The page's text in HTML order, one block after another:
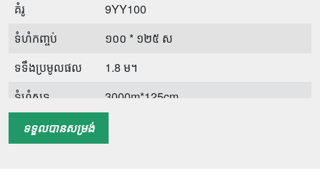
គំរូ
9YY100
ទំហំកញ្ចប់
១០០ * ១២៥ ស
ទទឹងប្រមូលផល
1.8 ម។
ទំហំសុទ្ធ
3000m*125cm
ត្រាក់ទ័របំពាក់
ទទួលបានសម្រង់